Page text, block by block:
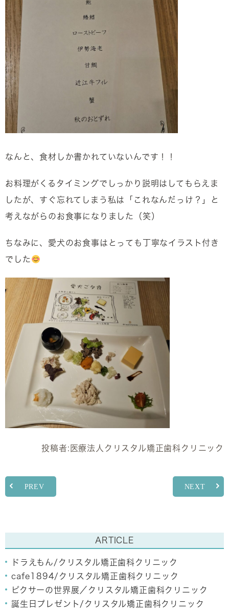
なんと、食材しか書かれていないんです！！
お料理がくるタイミングでしっかり説明はしてもらえま
したが、すぐ忘れてしまう私は「これなんだっけ？」と
考えながらのお食事になりました（笑）
ちなみに、愛犬のお食事はとっても丁寧なイラスト付き
でした
投稿者: 医療法人クリスタル矯正歯科クリニック
PREV NEXT
ARTICLE
ドラえもん/クリスタル矯正歯科クリニック
cafe1894/クリスタル矯正歯科クリニック
ピクサーの世界展／クリスタル矯正歯科クリニック
誕生日プレゼント/クリスタル矯正歯科クリニック